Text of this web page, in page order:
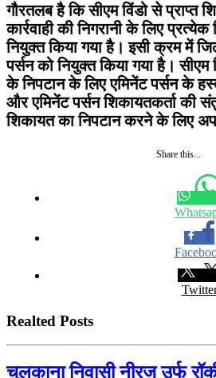
गौरतलब है कि सीएम विंडो से प्राप्त
कार्रवाही की निगरानी के लिए
नियुक्त किया गया है। इसी क्रम में
पर्सन को नियुक्त किया गया है। सीएम
के निपटान के लिए एमिनेंट पर्सन के
और एमिनेंट पर्सन शिकायतकर्ता की
शिकायत का निपटान करने के लिए
Share this...
Realted Posts
चुलकाना निवासी नीरज उर्फ